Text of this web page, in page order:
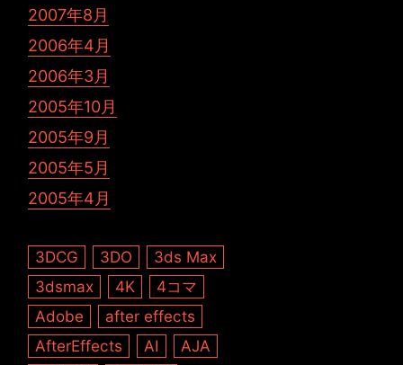
2007年8月
2006年4月
2006年3月
2005年10月
2005年9月
2005年5月
2005年4月
3DCG 3DO
3ds Max
3dsmax
4K
4コマ
Adobe
after effects
AfterEffects
AI
AJA